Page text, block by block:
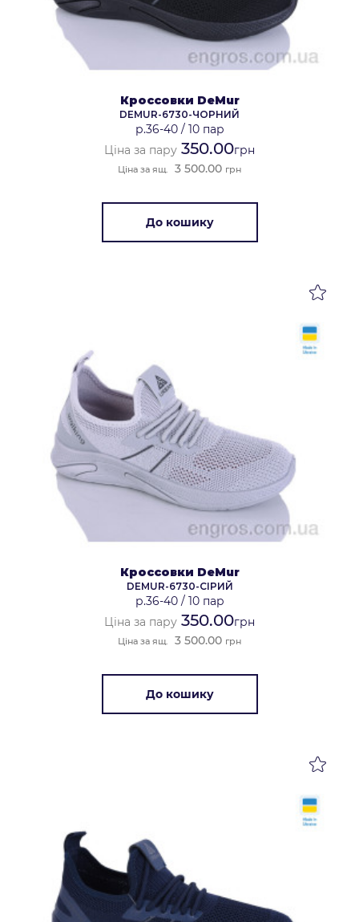
Кроссовки DeMur
DEMUR-6730-ЧОРНИЙ
р.36-40/ 10 пар
Ціна за пару 350.00грн
Ціна за ящ. 3 500.00 грн
До кошику
Кроссовки DeMur
DEMUR-6730-СІРИЙ
р.36-40/ 10 пар
Ціна за пару 350.00грн
Ціна за ящ. 3 500.00 грн
До кошику